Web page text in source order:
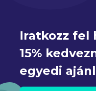
Iratkozz fel
15%
egyedi